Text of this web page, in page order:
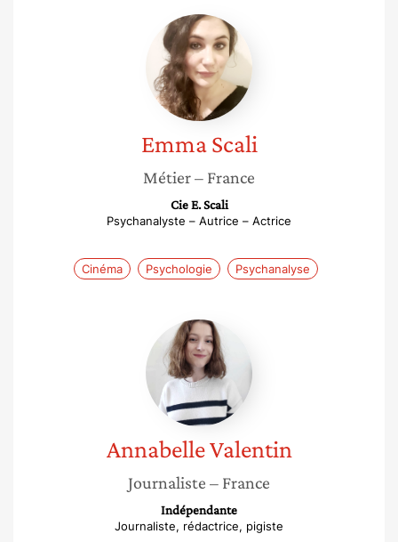
Emma
Scali
Emma Scali
Métier– France
Cie E. Scali
Psychanalyste – Autrice – Actrice
Cinéma Psychologie Psychanalyse
Annabelle
Valentin
AnnabelleValentin
Journaliste – France
Indépendante
Journaliste, rédactrice, pigiste